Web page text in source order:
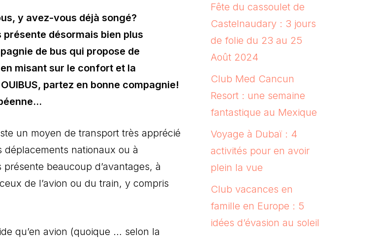
y avez-vous déjà songé?
désormais bien plus
de bus qui propose de
misant sur le confort et la
partez en bonne compagnie!
un moyen de transport très apprécié
déplacements nationaux ou à
beaucoup d’avantages, à
de l’avion ou du train, y compris
qu’en avion (quoique … selon la
Fête du cassoulet de
Castelnaudary : 3 jours
de folie du 23 au 25
Août 2024
Club Med Cancun
Resort : une semaine
fantastique au Mexique
Voyage à Dubaï : 4
activités pour en avoir
plein la vue
Club vacances en
famille en Europe : 5
idées d’évasion au soleil